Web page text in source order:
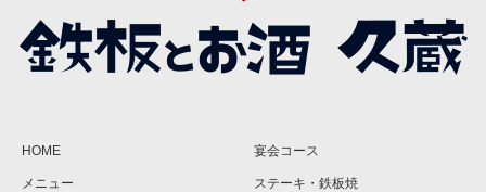
HOME
メニュー
宴会コース
ステーキ・鉄板焼